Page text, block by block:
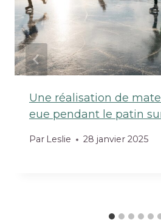
Une réalisation de
eue pendant le patin
Par Leslie 28 janvier 2025